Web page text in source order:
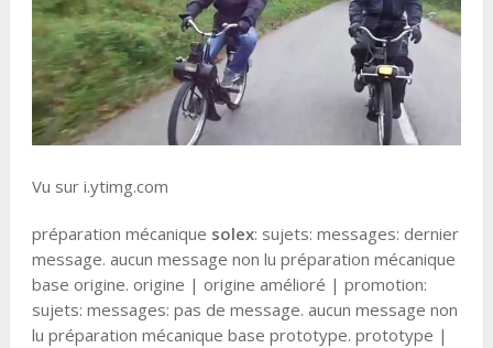
Vu sur i.ytimg.com
préparation mécanique solex: sujets: messages: dernier
message. aucun message non lu préparation mécanique
base origine. origine | origine amélioré | promotion:
sujets: messages: pas de message. aucun message non
lu préparation mécanique base prototype. prototype |